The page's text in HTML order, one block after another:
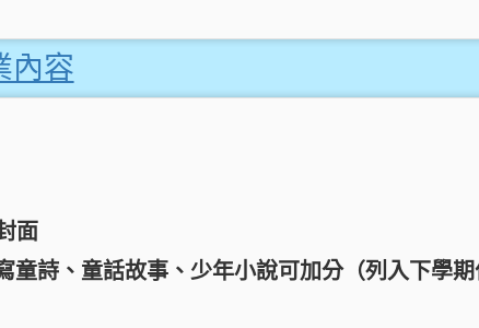
內容
面
童詩、童話故事、少年小說可加分（列入下學期